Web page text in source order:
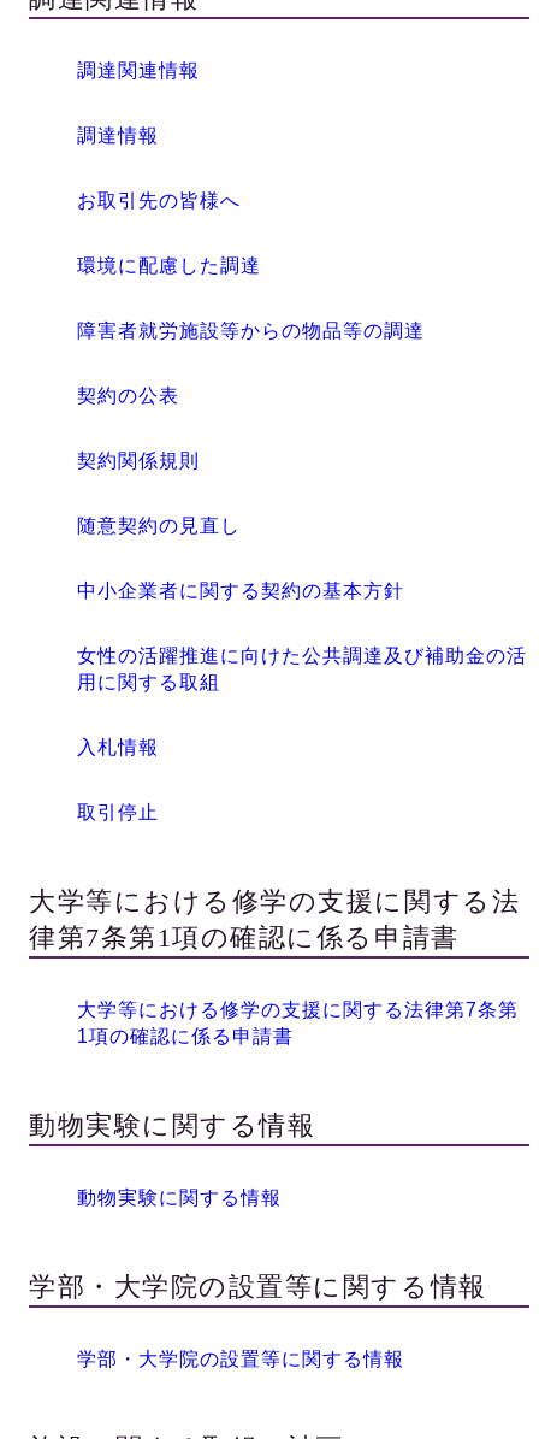
調達関連情報
調達情報
お取引先の皆様へ
環境に配慮した調達
障害者就労施設等からの物品等の調達
契約の公表
契約関係規則
随意契約の見直し
中小企業者に関する契約の基本方針
女性の活躍推進に向けた公共調達及び補助金の活
用に関する取組
入札情報
取引停止
大学等における修学の支援に関する法
律第7条第1項の確認に係る申請書
大学等における修学の支援に関する法律第7条第
1項の確認に係る申請書
動物実験に関する情報
動物実験に関する情報
学部・大学院の設置等に関する情報
学部・大学院の設置等に関する情報